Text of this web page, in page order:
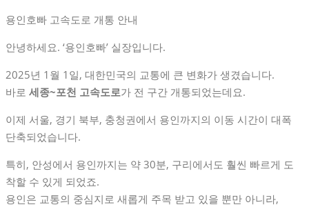
용인호빠 고속도로 개통 안내
안녕하세요. ‘용인호빠’ 실장입니다.
2025년 1월 1일, 대한민국의 교통에 큰 변화가 생겼습니다.
바로 세종~포천 고속도로가 전 구간 개통되었는데요.
이제 서울, 경기 북부, 충청권에서 용인까지의 이동 시간이 대폭
단축되었습니다.
특히, 안성에서 용인까지는 약 30분, 구리에서도 훨씬 빠르게 도
착할 수 있게 되었죠.
용인은 교통의 중심지로 새롭게 주목 받고 있을 뿐만 아니라,